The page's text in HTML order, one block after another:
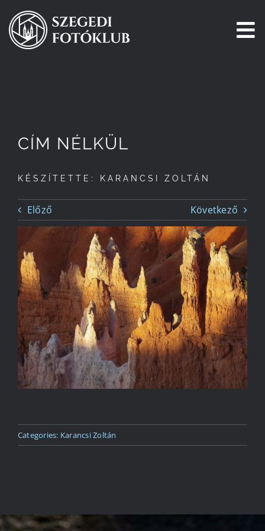
Kihagyás
Pályázatok
Tagjaink
Csatlakozz!
Történetünk
Kapcsolat
CÍM NÉLKÜL
KÉSZÍTETTE: KARANCSI ZOLTÁN
Előző Következő
Categories: Karancsi Zoltán